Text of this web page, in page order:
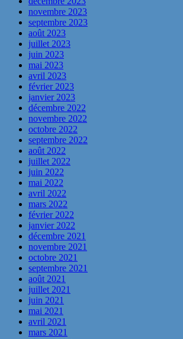
novembre 2023
septembre 2023
août 2023
juillet 2023
juin 2023
mai 2023
avril 2023
février 2023
janvier 2023
décembre 2022
novembre 2022
octobre 2022
septembre 2022
août 2022
juillet 2022
juin 2022
mai 2022
avril 2022
mars 2022
février 2022
janvier 2022
décembre 2021
novembre 2021
octobre 2021
septembre 2021
août 2021
juillet 2021
juin 2021
mai 2021
avril 2021
mars 2021